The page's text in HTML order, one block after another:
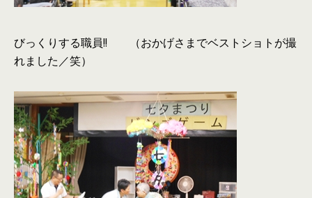
びっくりする職員!! （おかげさまでベストショトが撮
れました／笑）